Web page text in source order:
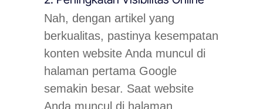
Nah, dengan artikel yang
berkualitas, pastinya kesempatan
konten website Anda muncul di
halaman pertama Google
semakin besar. Saat website
Anda muncul di halaman